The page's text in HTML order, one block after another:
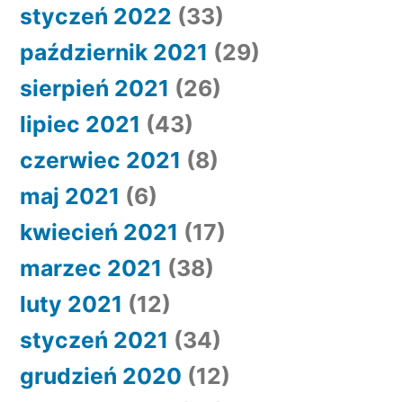
styczeń 2022 (33)
październik 2021 (29)
sierpień 2021 (26)
lipiec 2021 (43)
czerwiec 2021 (8)
maj 2021 (6)
kwiecień 2021 (17)
marzec 2021 (38)
luty 2021 (12)
styczeń 2021 (34)
grudzień 2020 (12)